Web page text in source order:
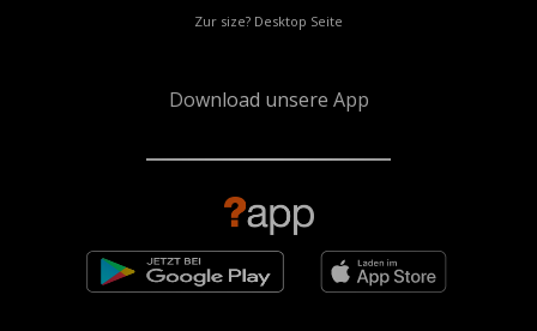
Zur size? Desktop Seite
Download unsere App